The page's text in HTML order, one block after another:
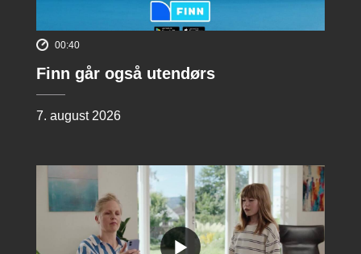
00:40
Finn går også utendørs
7. august 2026